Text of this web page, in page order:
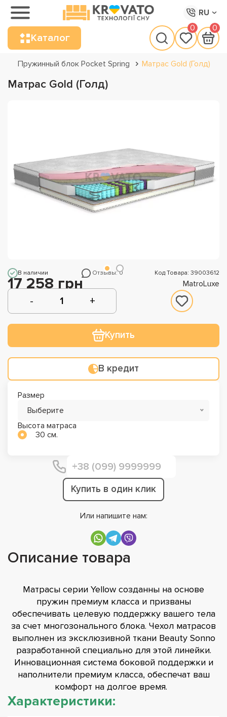
RU
Каталог
0 0
Пружинный блок Pocket Spring Матрас Gold (Голд)
Матрас Gold (Голд)
В наличии Отзывы: 0 Код Товара: 39003612
17 258 грн MatroLuxe
Купить
В кредит
Размер
Выберите
Высота матраса
30 см.
Купить в один клик
Или напишите нам:
Описание товара
Матрасы серии Yellow созданны на основе
пружин премиум класса и призваны
обеспечивать целевую поддержку вашего тела
за счет многозонального блока. Чехол матрасов
выполнен из эксклюзивной ткани Beauty Sonno
разработанной специально для этой линейки.
Инновационная система боковой поддержки и
наполнители премиум класса, обеспечат ваш
комфорт на долгое время.
Характеристики: